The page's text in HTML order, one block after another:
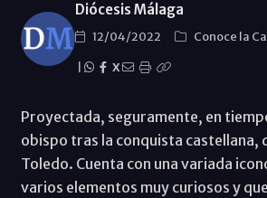
Diócesis Málaga
12/04/2022
Conoce la
X
Proyectada, seguramente, en
obispo tras la conquista castellana,
Toledo. Cuenta con una variada
varios elementos muy curiosos y